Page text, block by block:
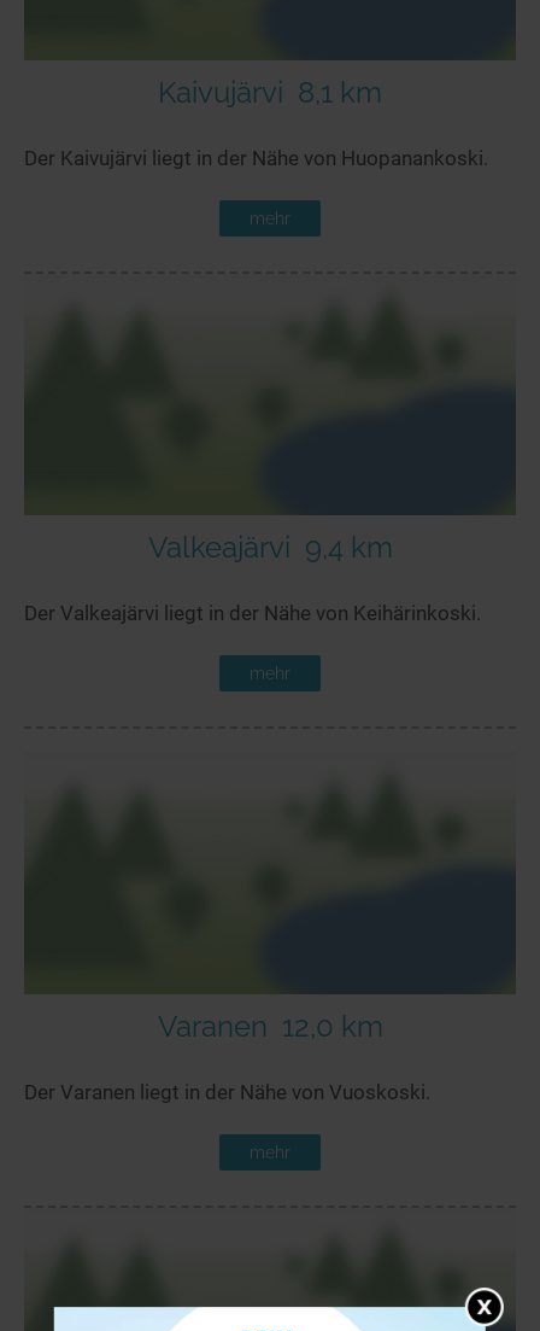
Kaivujärvi 8,1 km
Der Kaivujärvi liegt in der Nähe von Huopanankoski.
mehr
Valkeajärvi 9,4 km
Der Valkeajärvi liegt in der Nähe von Keihärinkoski.
mehr
Varanen 12,0 km
Der Varanen liegt in der Nähe von Vuoskoski.
mehr